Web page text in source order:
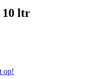
10 ltr
op!